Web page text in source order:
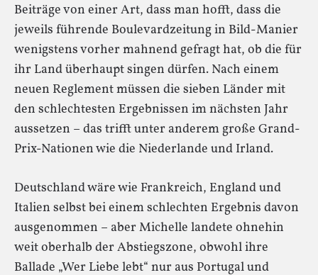
Beiträge von einer Art, dass man hofft, dass die
jeweils führende Boulevardzeitung in Bild-Manier
wenigstens vorher mahnend gefragt hat, ob die für
ihr Land überhaupt singen dürfen. Nach einem
neuen Reglement müssen die sieben Länder mit
den schlechtesten Ergebnissen im nächsten Jahr
aussetzen – das trifft unter anderem große Grand-
Prix-Nationen wie die Niederlande und Irland.
Deutschland wäre wie Frankreich, England und
Italien selbst bei einem schlechten Ergebnis davon
ausgenommen – aber Michelle landete ohnehin
weit oberhalb der Abstiegszone, obwohl ihre
Ballade „Wer Liebe lebt“ nur aus Portugal und